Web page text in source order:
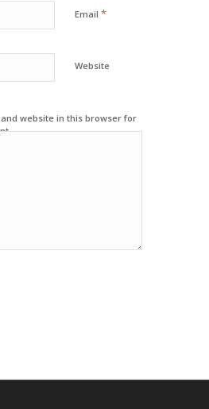
Email *
Website
website in this browser for